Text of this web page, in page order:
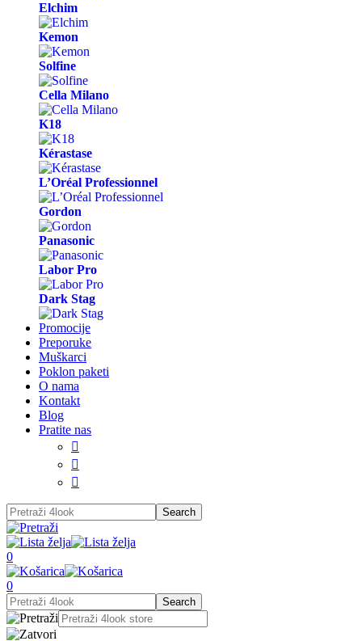
Elchim
Kemon
Solfine
Cella Milano
K18
Kérastase
L’Oréal Professionnel
Gordon
Panasonic
Labor Pro
Dark Stag
Promocije
Preporuke
Muškarci
Poklon paketi
O nama
Kontakt
Blog
Pratite nas



0
0